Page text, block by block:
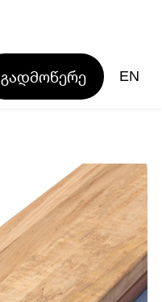
გადმოწერე EN